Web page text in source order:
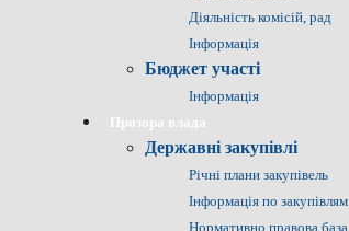
Діяльність комісій, рад
Інформація
Бюджет участі
Інформація
Прозора влада
Державні закупівлі
Річні плани закупівель
Інформація по закупівлям
Нормативно правова база